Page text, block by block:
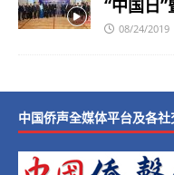
“中国日
08/24/2019
中国侨声全媒体平台及各